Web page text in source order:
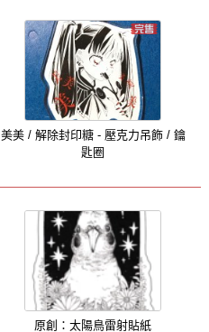
美美 / 解除封印糖 - 壓克力吊飾 / 鑰
匙圈
原創：太陽鳥雷射貼紙